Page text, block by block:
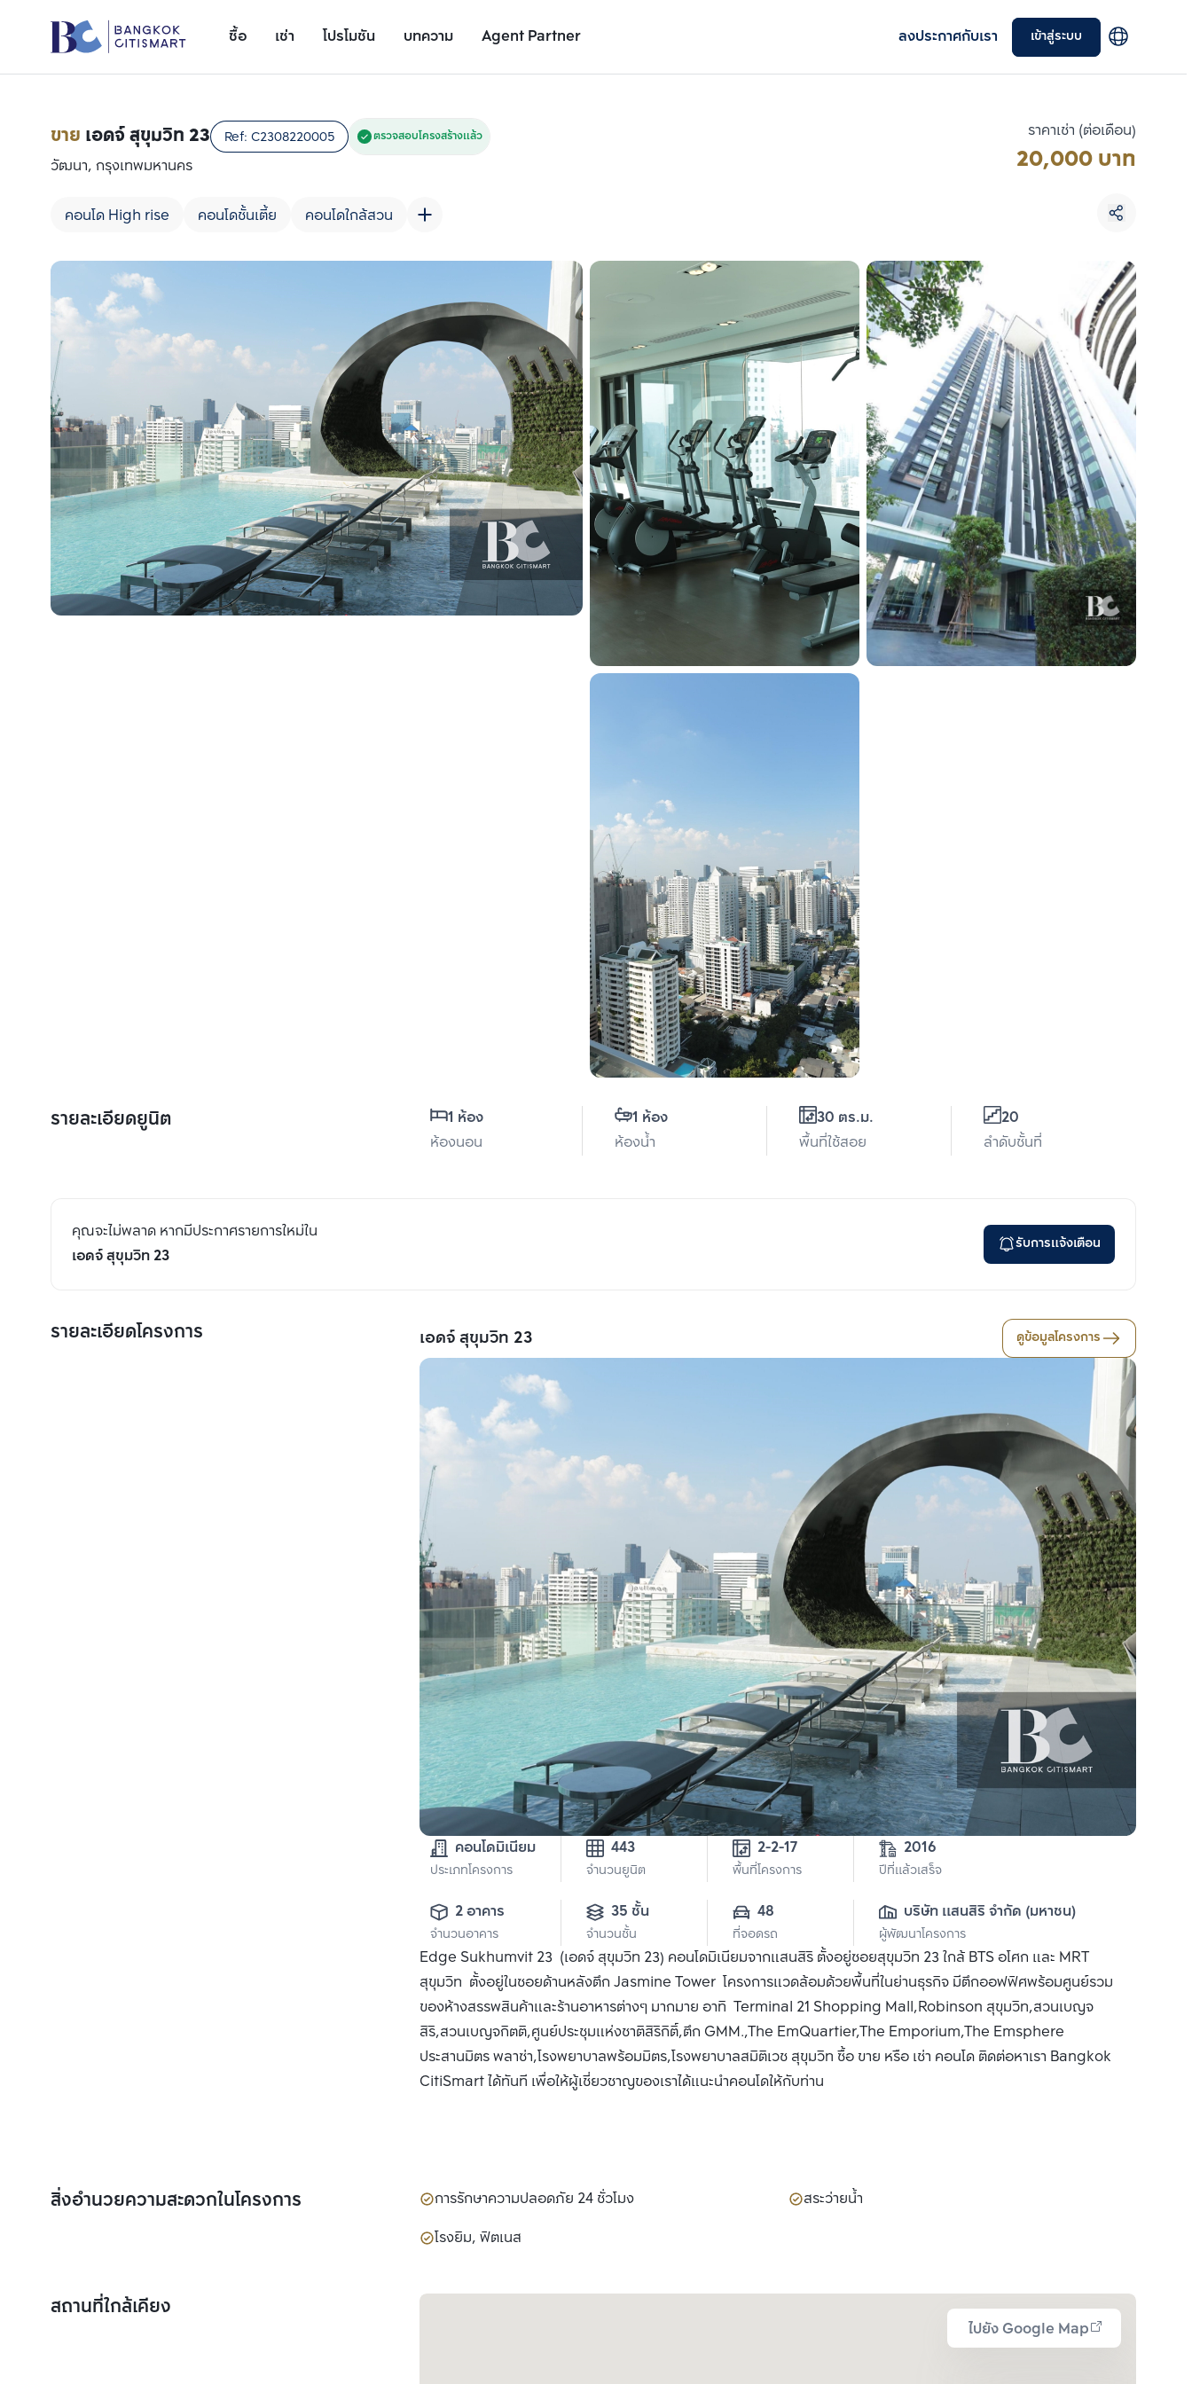
ซื้อ เช่า โปรโมชัน บทความ Agent Partner ลงประกาศกับเรา เข้าสู่ระบบ
รายละเอียดยูนิต
ขาย เอดจ์ สุขุมวิท 23 Ref: C2308220005 ตรวจสอบโครงสร้างแล้ว
วัฒนา, กรุงเทพมหานคร
คอนโด High rise คอนโดชั้นเตี้ย คอนโดใกล้สวน
ราคาเช่า (ต่อเดือน)
20,000 บาท
รายละเอียดยูนิต
1 ห้อง
ห้องนอน
1 ห้อง
ห้องน้ำ
30 ตร.ม.
พื้นที่ใช้สอย
20
ลำดับชั้นที่
คุณจะไม่พลาด หากมีประกาศรายการใหม่ใน
เอดจ์ สุขุมวิท 23
รับการแจ้งเตือน
รายละเอียดโครงการ เอดจ์ สุขุมวิท 23 ดูข้อมูลโครงการ
คอนโดมิเนียม
ประเภทโครงการ
443
จำนวนยูนิต
2-2-17
พื้นที่โครงการ
2016
ปีที่แล้วเสร็จ
2 อาคาร
จำนวนอาคาร
35 ชั้น
จำนวนชั้น
48
ที่จอดรถ
บริษัท แสนสิริ จำกัด (มหาชน)
ผู้พัฒนาโครงการ
Edge Sukhumvit 23 (เอดจ์ สุขุมวิท 23) คอนโดมิเนียมจากแสนสิริ ตั้งอยู่ซอยสุขุมวิท 23 ใกล้ BTS อโศก และ MRT
สุขุมวิท ตั้งอยู่ในซอยด้านหลังตึก Jasmine Tower โครงการแวดล้อมด้วยพื้นที่ในย่านธุรกิจ มีตึกออฟฟิศพร้อมศูนย์รวม
ของห้างสรรพสินค้าและร้านอาหารต่างๆ มากมาย อาทิ Terminal 21 Shopping Mall,Robinson สุขุมวิท,สวนเบญจ
สิริ,สวนเบญจกิตติ,ศูนย์ประชุมแห่งชาติสิริกิติ์,ตึก GMM.,The EmQuartier,The Emporium,The Emsphere
ประสานมิตร พลาซ่า,โรงพยาบาลพร้อมมิตร,โรงพยาบาลสมิติเวช สุขุมวิท ซื้อ ขาย หรือ เช่า คอนโด ติดต่อหาเรา Bangkok
CitiSmart ได้ทันที เพื่อให้ผู้เชี่ยวชาญของเราได้แนะนำคอนโดให้กับท่าน
สิ่งอำนวยความสะดวกในโครงการ การรักษาความปลอดภัย 24 ชั่วโมง
สระว่ายน้ำ
โรงยิม, ฟิตเนส
สถานที่ใกล้เคียง
ไปยัง Google Map
เพิ่มยูนิตเปรียบเทียบ
รายการที่ 2
เพิ่มยูนิตเปรียบเทียบ
รายการที่ 3
เลือกยูนิตเพื่อเปรียบเทียบ
เลือกได้สูงสุด 3 รายการ
เปรียบเทียบ
ลบทั้งหมด